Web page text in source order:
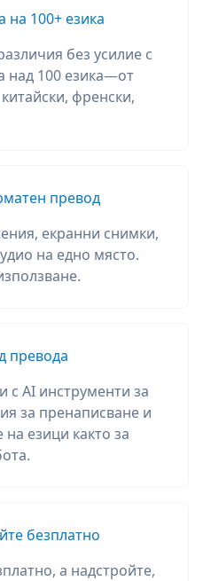
на 100+ езика
без усилие с
над 100 езика—от
френски,
превод
екранни снимки,
на едно място.
превода
с AI инструменти за
за пренаписване и
езици както за
безплатно
а надстройте,